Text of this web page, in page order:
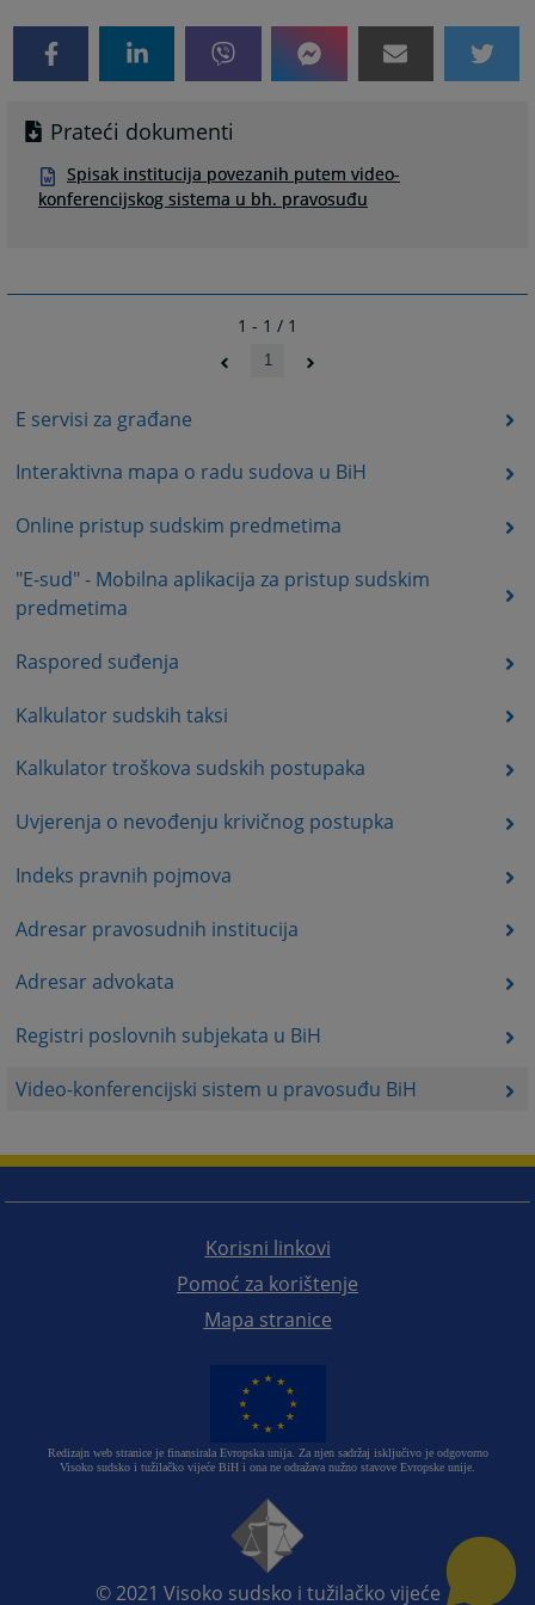
E servisi za građane
Interaktivna mapa o radu sudova u BiH
Online pristup sudskim predmetima
"E-sud" - Mobilna aplikacija za pristup sudskim
predmetima
Raspored suđenja
Kalkulator sudskih taksi
Kalkulator troškova sudskih postupaka
Uvjerenja o nevođenju krivičnog postupka
Indeks pravnih pojmova
Adresar pravosudnih institucija
Adresar advokata
Registri poslovnih subjekata u BiH
Video-konferencijski sistem u pravosuđu BiH
Prateći dokumenti
Spisak institucija povezanih putem video-
konferencijskog sistema u bh. pravosuđu
1 - 1 / 1
1
Korisni linkovi
Pomoć za korištenje
Mapa stranice
Redizajn web stranice je finansirala Evropska unija. Za njen sadržaj isključivo je odgovorno
Visoko sudsko i tužilačko vijeće BiH i ona ne odražava nužno stavove Evropske unije.
© 2021 Visoko sudsko i tužilačko vijeće